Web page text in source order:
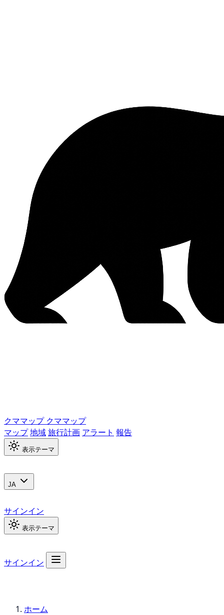
クママップ クママップ
マップ地域旅行計画 アラート 報告
表示テーマ
JA
サインイン
表示テーマ
サインイン
ホーム